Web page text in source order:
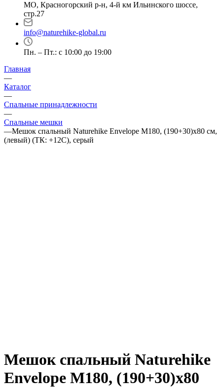
МО, Красногорский р-н, 4-й км Ильинского шоссе,
стр.27
info@naturehike-global.ru
Пн. – Пт.: с 10:00 до 19:00
Главная
—
Каталог
—
Спальные принадлежности
—
Спальные мешки
—Мешок спальный Naturehike Envelope M180, (190+30)х80 см,
(левый) (ТК: +12C), серый
Мешок спальный Naturehike
Envelope M180, (190+30)х80